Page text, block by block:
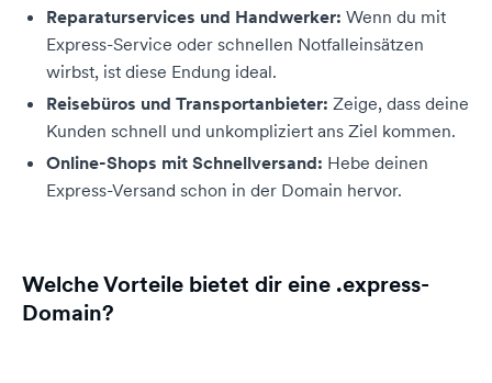
Reparaturservices und Handwerker: Wenn du mit
Express-Service oder schnellen Notfalleinsätzen
wirbst, ist diese Endung ideal.
Reisebüros und Transportanbieter: Zeige, dass deine
Kunden schnell und unkompliziert ans Ziel kommen.
Online-Shops mit Schnellversand: Hebe deinen
Express-Versand schon in der Domain hervor.
Welche Vorteile bietet dir eine .express-
Domain?